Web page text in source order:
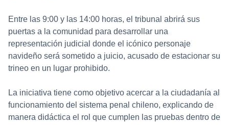
Entre las 9:00 y las 14:00 horas, el tribunal abrirá sus
puertas a la comunidad para desarrollar una
representación judicial donde el icónico personaje
navideño será sometido a juicio, acusado de estacionar su
trineo en un lugar prohibido.
La iniciativa tiene como objetivo acercar a la ciudadanía al
funcionamiento del sistema penal chileno, explicando de
manera didáctica el rol que cumplen las pruebas dentro de